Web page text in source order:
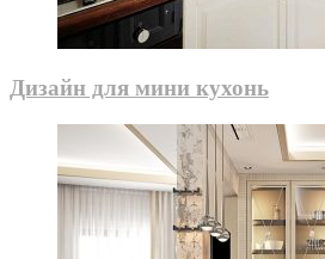
Дизайн для мини кухонь